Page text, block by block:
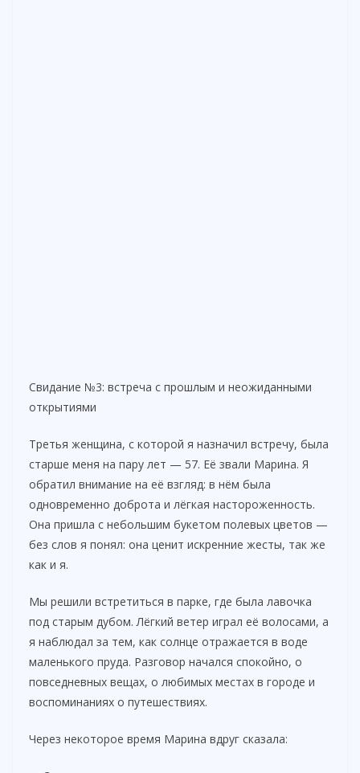
Свидание №3: встреча с прошлым и неожиданными
открытиями
Третья женщина, с которой я назначил встречу, была
старше меня на пару лет — 57. Её звали Марина. Я
обратил внимание на её взгляд: в нём была
одновременно доброта и лёгкая настороженность.
Она пришла с небольшим букетом полевых цветов —
без слов я понял: она ценит искренние жесты, так же
как и я.
Мы решили встретиться в парке, где была лавочка
под старым дубом. Лёгкий ветер играл её волосами, а
я наблюдал за тем, как солнце отражается в воде
маленького пруда. Разговор начался спокойно, о
повседневных вещах, о любимых местах в городе и
воспоминаниях о путешествиях.
Через некоторое время Марина вдруг сказала: